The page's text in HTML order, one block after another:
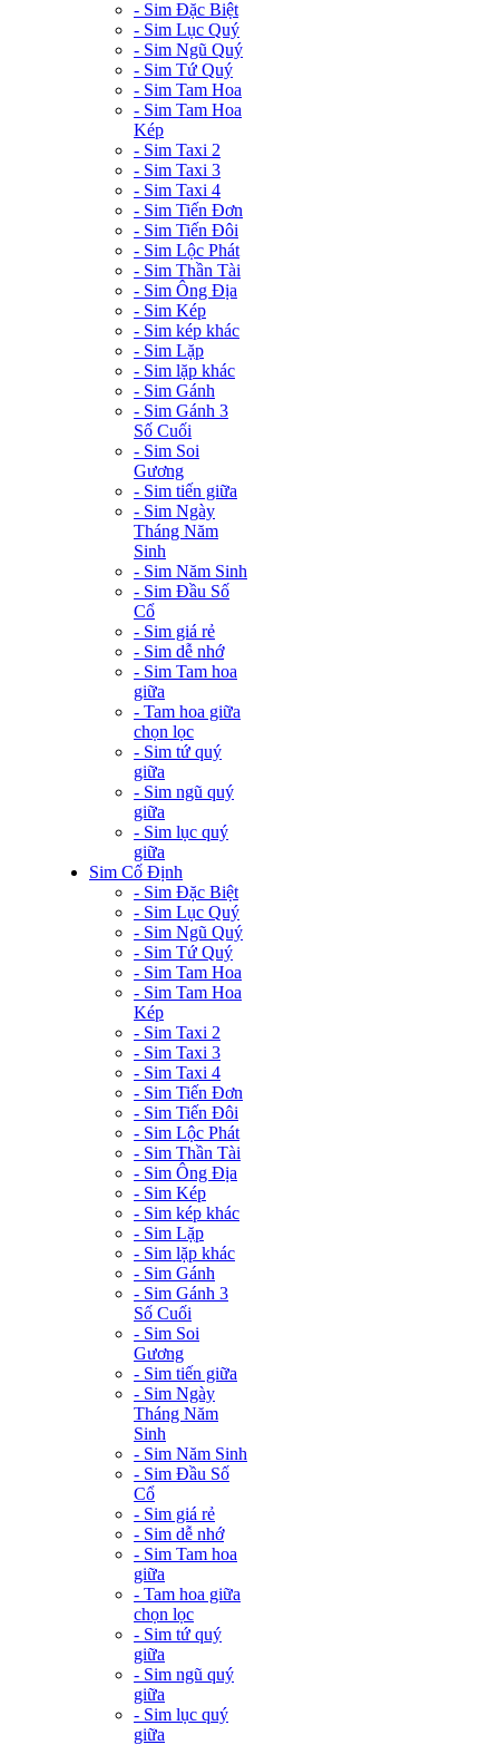
- Sim Đặc Biệt
- Sim Lục Quý
- Sim Ngũ Quý
- Sim Tứ Quý
- Sim Tam Hoa
- Sim Tam Hoa
Kép
- Sim Taxi 2
- Sim Taxi 3
- Sim Taxi 4
- Sim Tiến Đơn
- Sim Tiến Đôi
- Sim Lộc Phát
- Sim Thần Tài
- Sim Ông Địa
- Sim Kép
- Sim kép khác
- Sim Lặp
- Sim lặp khác
- Sim Gánh
- Sim Gánh 3
Số Cuối
- Sim Soi
Gương
- Sim tiến giữa
- Sim Ngày
Tháng Năm
Sinh
- Sim Năm Sinh
- Sim Đầu Số
Cổ
- Sim giá rẻ
- Sim dễ nhớ
- Sim Tam hoa
giữa
- Tam hoa giữa
chọn lọc
- Sim tứ quý
giữa
- Sim ngũ quý
giữa
- Sim lục quý
giữa
Sim Cố Định
- Sim Đặc Biệt
- Sim Lục Quý
- Sim Ngũ Quý
- Sim Tứ Quý
- Sim Tam Hoa
- Sim Tam Hoa
Kép
- Sim Taxi 2
- Sim Taxi 3
- Sim Taxi 4
- Sim Tiến Đơn
- Sim Tiến Đôi
- Sim Lộc Phát
- Sim Thần Tài
- Sim Ông Địa
- Sim Kép
- Sim kép khác
- Sim Lặp
- Sim lặp khác
- Sim Gánh
- Sim Gánh 3
Số Cuối
- Sim Soi
Gương
- Sim tiến giữa
- Sim Ngày
Tháng Năm
Sinh
- Sim Năm Sinh
- Sim Đầu Số
Cổ
- Sim giá rẻ
- Sim dễ nhớ
- Sim Tam hoa
giữa
- Tam hoa giữa
chọn lọc
- Sim tứ quý
giữa
- Sim ngũ quý
giữa
- Sim lục quý
giữa